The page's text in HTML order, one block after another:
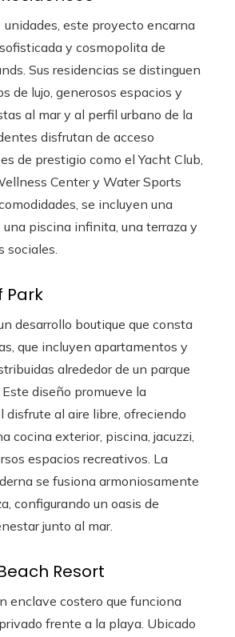
este proyecto encarna
y cosmopolita de
Sus residencias se distinguen
de lujo, generosos espacios y
al mar y al perfil urbano de la
disfrutan de acceso
de prestigio como el Yacht Club,
Center y Water Sports
se incluyen una
piscina infinita, una terraza y
sociales.
Park
desarrollo boutique que consta
que incluyen apartamentos y
alrededor de un parque
diseño promueve la
disfrute al aire libre, ofreciendo
cocina exterior, piscina, jacuzzi,
espacios recreativos. La
se fusiona armoniosamente
configurando un oasis de
junto al mar.
Resort
enclave costero que funciona
frente a la playa. Ubicado